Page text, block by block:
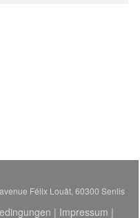
Félix Louât, 60300 Senlis
| Impressum |